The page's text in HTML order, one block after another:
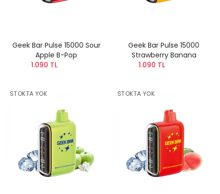
Geek Bar Pulse 15000 Sour
Apple B-Pop
1.090 TL
Geek Bar Pulse 15000
Strawberry Banana
1.090 TL
STOKTA YOK STOKTA YOK